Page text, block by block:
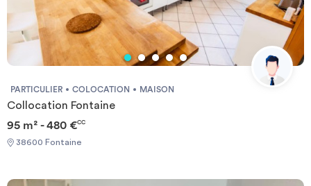
PARTICULIER COLOCATION MAISON
Collocation Fontaine
95 m² - 480 €CC
38600 Fontaine